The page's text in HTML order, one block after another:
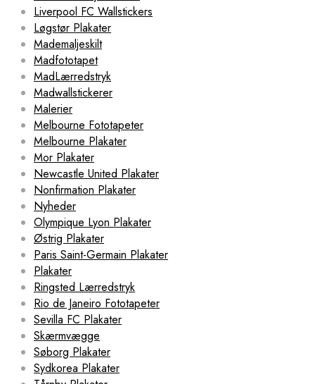
Liverpool FC Wallstickers
Løgstør Plakater
Mademaljeskilt
Madfototapet
MadLærredstryk
Madwallstickerer
Malerier
Melbourne Fototapeter
Melbourne Plakater
Mor Plakater
Newcastle United Plakater
Nonfirmation Plakater
Nyheder
Olympique Lyon Plakater
Østrig Plakater
Paris Saint-Germain Plakater
Plakater
Ringsted Lærredstryk
Rio de Janeiro Fototapeter
Sevilla FC Plakater
Skærmvægge
Søborg Plakater
Sydkorea Plakater